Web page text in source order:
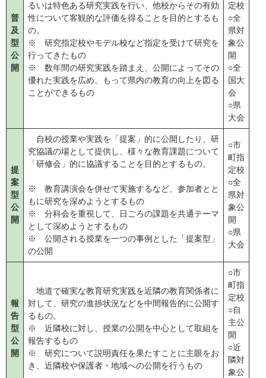
普
及
型
公
開
るいは特色ある研究実践を行い、他校からその有効
性について客観的な評価を得ることを目的とするも
の。
※ 研究指定校やモデル校など指定を受けて研究を
行ってきたもの
※ 数年間の研究実践を踏まえ、公開によってその
優れた実践を広め、もって県内の教育の向上を図る
ことができるもの
定校
○全
県対
象公
開
○全
国大
会
○県
大会
提
案
型
公
開
自校の授業や実践を「提案」的に公開したり、研
究協議の場として提供し、様々な教育課題について
「研修会」的に協議することを目的とするもの。
※ 教育講演会を併せて実施するなど、参加者とと
もに研究を深めようとするもの
※ 分科会を重視して、日ごろの課題を共通テーマ
として深めようとするもの
※ 公開される授業を一つの事例とした「提案型」
の公開
○市
町指
定校
○全
県対
象公
開
○県
大会
報
告
型
公
開
地道で確実な教育研究実践を近隣の教育関係者に
対して、研究の進捗状況などを中間報告的に公開す
るもの。
※ 近隣校に対し、授業の公開を中心として取組を
報告するもの
※ 研究について説明責任を果たすことに主眼をお
き、近隣校や保護者・地域への公開を行うもの
○市
町指
定校
○自
主公
開
○近
隣対
象公